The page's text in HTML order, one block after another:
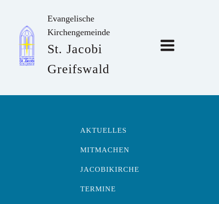
Evangelische
Kirchengemeinde
St. Jacobi
Greifswald
AKTUELLES
MITMACHEN
JACOBIKIRCHE
TERMINE